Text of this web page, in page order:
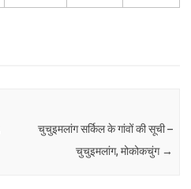
चुचुइमलांग सर्किल के गांवों की सूची –
चुचुइमलांग, मोकोकचुंग →